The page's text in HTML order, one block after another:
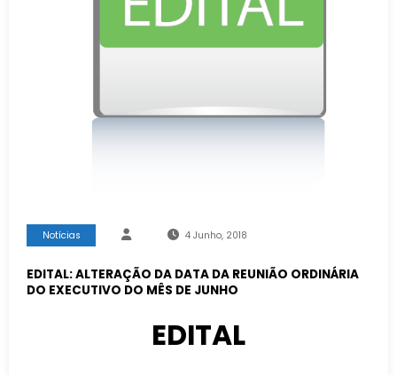
Notícias 4 Junho, 2018
EDITAL: ALTERAÇÃO DA DATA DA REUNIÃO ORDINÁRIA
DO EXECUTIVO DO MÊS DE JUNHO
EDITAL